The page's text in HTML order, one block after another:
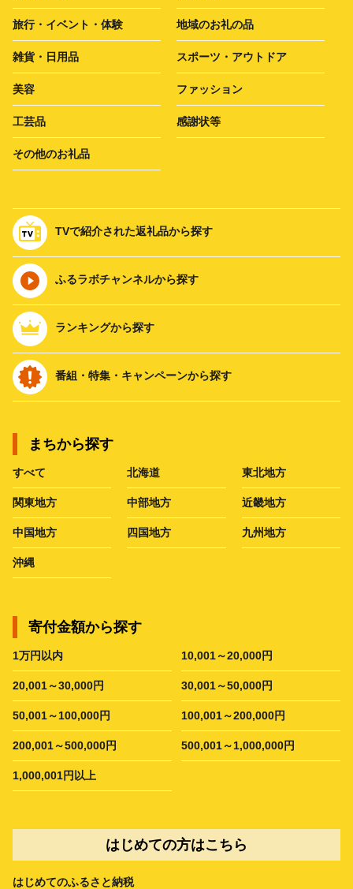
旅行・イベント・体験 地域のお礼の品
雑貨・日用品 スポーツ・アウトドア
美容 ファッション
工芸品 感謝状等
その他のお礼品
TVで紹介された返礼品から探す
ふるラボチャンネルから探す
ランキングから探す
番組・特集・キャンペーンから探す
まちから探す
すべて 北海道 東北地方
関東地方 中部地方 近畿地方
中国地方 四国地方 九州地方
沖縄
寄付金額から探す
1万円以内 10,001～20,000円
20,001～30,000円 30,001～50,000円
50,001～100,000円 100,001～200,000円
200,001～500,000円 500,001～1,000,000円
1,000,001円以上
はじめての方はこちら
はじめてのふるさと納税